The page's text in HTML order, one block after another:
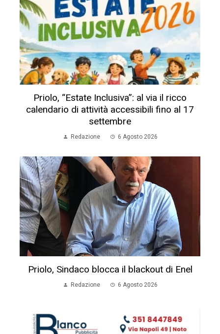
Priolo, “Estate Inclusiva”: al via il ricco
calendario di attività accessibili fino al 17
settembre
Redazione 6 Agosto 2026
Priolo, Sindaco blocca il blackout di Enel
Redazione 6 Agosto 2026